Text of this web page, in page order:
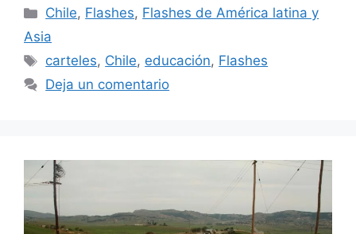
Categorías
Chile, Flashes, Flashes de América latina y
Asia
Etiquetas
carteles, Chile, educación, Flashes
Deja un comentario